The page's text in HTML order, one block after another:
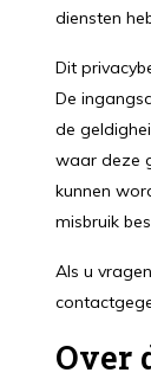
diensten
Dit
De
de
waar deze
kunnen
misbruik
Als u
Over